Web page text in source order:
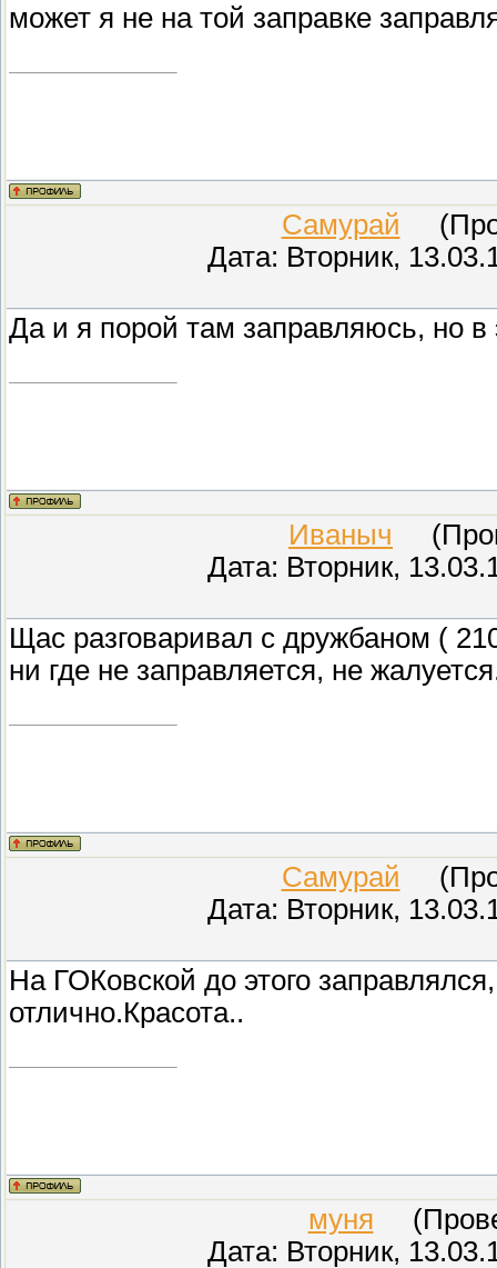
может я не на той заправке
Самурай
Дата: Вторник,
Да и я порой там заправляюсь, но в
Иваныч
Дата: Вторник,
Щас разговаривал с дружбаном (
ни где не заправляется, не
Самурай
Дата: Вторник,
На ГОКовской до этого
отлично.Красота..
муня
Дата: Вторник,